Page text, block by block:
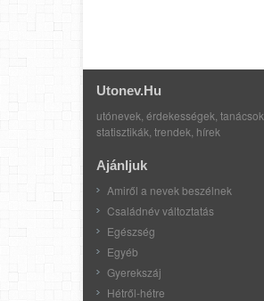
Utonev.hu
utónevek, érdekességek, tanácsok,
statisztikák, trendek, hírek
Ajánljuk
Amiről a nevek beszélnek
Családnév változtatás
Egészség
Egyéb
Gyerekszáj
Hétről-hétre